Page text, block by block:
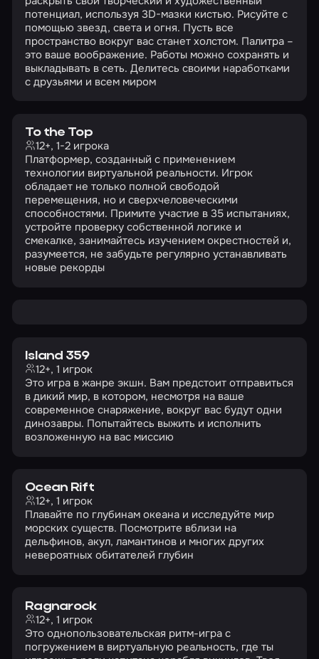
потенциал, используя 3D-мазки кистью. Рисуйте с
помощью звезд, света и огня. Пусть все
пространство вокруг вас станет холстом. Палитра –
это ваше воображение. Работы можно сохранять и
выкладывать в сеть. Делитесь своими наработками
с друзьями и всем миром
To the Top
12+, 1-2 игрока
Платформер, созданный с применением
технологии виртуальной реальности. Игрок
обладает не только полной свободой
перемещения, но и сверхчеловеческими
способностями. Примите участие в 35 испытаниях,
устройте проверку собственной логике и
смекалке, занимайтесь изучением окрестностей и,
разумеется, не забудьте регулярно устанавливать
новые рекорды
Island 359
12+, 1 игрок
Это игра в жанре экшн. Вам предстоит отправиться
в дикий мир, в котором, несмотря на ваше
современное снаряжение, вокруг вас будут одни
динозавры. Попытайтесь выжить и исполнить
возложенную на вас миссию
Ocean Rift
12+, 1 игрок
Плавайте по глубинам океана и исследуйте мир
морских существ. Посмотрите вблизи на
дельфинов, акул, ламантинов и многих других
невероятных обитателей глубин
Ragnarock
12+, 1 игрок
Это однопользовательская ритм-игра с
погружением в виртуальную реальность, где ты